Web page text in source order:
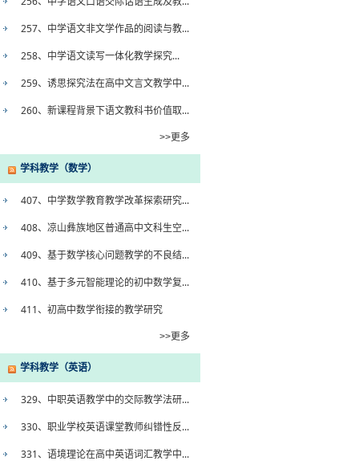
257、中学语文非文学作品的阅读与教...
258、中学语文读写一体化教学探究...
259、诱思探究法在高中文言文教学中...
260、新课程背景下语文教科书价值取...
>>更多
学科教学（数学）
407、中学数学教育教学改革探索研究...
408、凉山彝族地区普通高中文科生空...
409、基于数学核心问题教学的不良结...
410、基于多元智能理论的初中数学复...
411、初高中数学衔接的教学研究
>>更多
学科教学（英语）
329、中职英语教学中的交际教学法研...
330、职业学校英语课堂教师纠错性反...
331、语境理论在高中英语词汇教学中...